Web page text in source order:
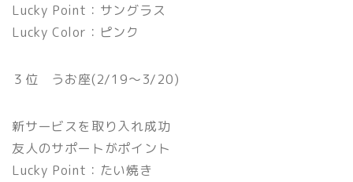
Lucky Point：サングラス
Lucky Color：ピンク
３位 うお座(2/19〜3/20)
新サービスを取り入れ成功
友人のサポートがポイント
Lucky Point：たい焼き